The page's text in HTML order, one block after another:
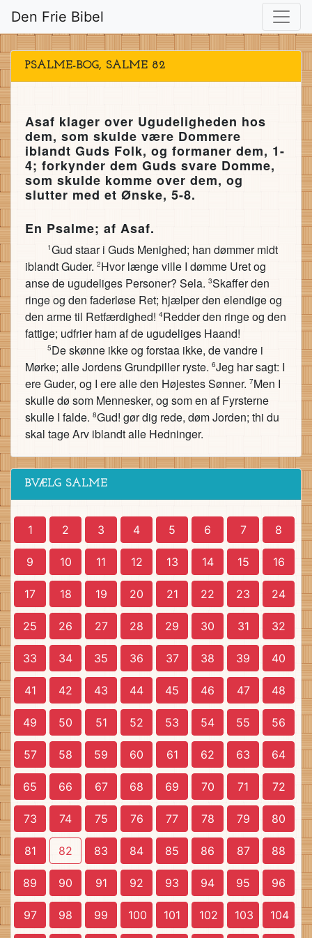
Den Frie Bibel
PSALME-BOG, SALME 82
Asaf klager over Ugudeligheden hos
dem, som skulde være Dommere
iblandt Guds Folk, og formaner dem, 1-
4; forkynder dem Guds svare Domme,
som skulde komme over dem, og
slutter med et Ønske, 5-8.
En Psalme; af Asaf.
1Gud staar i Guds Menighed; han dømmer midt
iblandt Guder. 2Hvor længe ville I dømme Uret og
anse de ugudeliges Personer? Sela. 3Skaffer den
ringe og den faderløse Ret; hjælper den elendige og
den arme til Retfærdighed! 4Redder den ringe og den
fattige; udfrier ham af de ugudeliges Haand!
5De skønne ikke og forstaa ikke, de vandre i
Mørke; alle Jordens Grundpiller ryste. 6Jeg har sagt: I
ere Guder, og I ere alle den Højestes Sønner. 7Men I
skulle dø som Mennesker, og som en af Fyrsterne
skulle I falde. 8Gud! gør dig rede, døm Jorden; thi du
skal tage Arv iblandt alle Hedninger.
BVÆLG SALME
1 2 3 4 5 6 7 8
9 10 11 12 13 14 15 16
17 18 19 20 21 22 23 24
25 26 27 28 29 30 31 32
33 34 35 36 37 38 39 40
41 42 43 44 45 46 47 48
49 50 51 52 53 54 55 56
57 58 59 60 61 62 63 64
65 66 67 68 69 70 71 72
73 74 75 76 77 78 79 80
81 82 83 84 85 86 87 88
89 90 91 92 93 94 95 96
97 98 99 100 101 102 103 104